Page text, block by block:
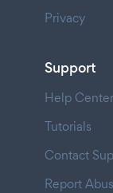
Privacy
Support
Help Center
Tutorials
Contact
Report